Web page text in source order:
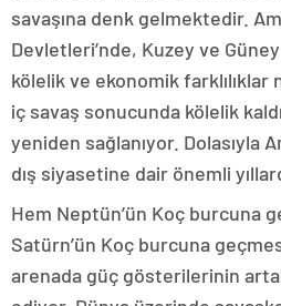
savaşına denk gelmektedir.
Devletleri’nde, Kuzey ve
kölelik ve ekonomik
iç savaş sonucunda kölelik
yeniden sağlanıyor. Dolasıyla
dış siyasetine dair önemli
Hem Neptün’ün Koç burcuna
Satürn’ün Koç burcuna
arenada güç gösterilerinin